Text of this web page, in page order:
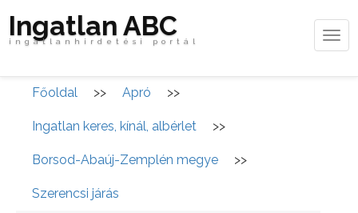
Ingatlan ABC
ingatlanhirdetési portál
Főoldal >> Apró >>
Ingatlan keres, kínál, albérlet >>
Borsod-Abaúj-Zemplén megye >>
Szerencsi járás